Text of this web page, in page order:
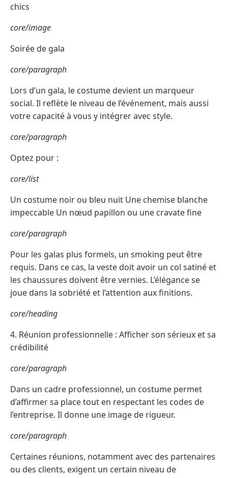
chics
core/image
Soirée de gala
core/paragraph
Lors d’un gala, le costume devient un marqueur
social. Il reflète le niveau de l’événement, mais aussi
votre capacité à vous y intégrer avec style.
core/paragraph
Optez pour :
core/list
Un costume noir ou bleu nuit Une chemise blanche
impeccable Un nœud papillon ou une cravate fine
core/paragraph
Pour les galas plus formels, un smoking peut être
requis. Dans ce cas, la veste doit avoir un col satiné et
les chaussures doivent être vernies. L’élégance se
joue dans la sobriété et l’attention aux finitions.
core/heading
4. Réunion professionnelle : Afficher son sérieux et sa
crédibilité
core/paragraph
Dans un cadre professionnel, un costume permet
d’affirmer sa place tout en respectant les codes de
l’entreprise. Il donne une image de rigueur.
core/paragraph
Certaines réunions, notamment avec des partenaires
ou des clients, exigent un certain niveau de